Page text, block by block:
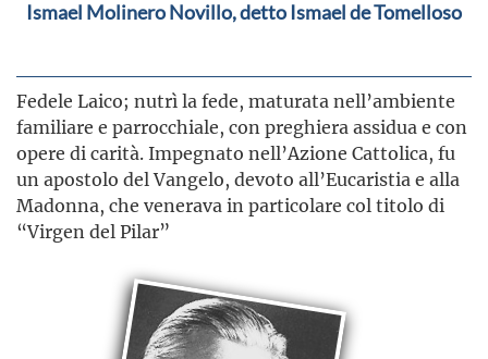
Ismael Molinero Novillo, detto Ismael de Tomelloso
Fedele Laico; nutrì la fede, maturata nell’ambiente
familiare e parrocchiale, con preghiera assidua e con
opere di carità. Impegnato nell’Azione Cattolica, fu
un apostolo del Vangelo, devoto all’Eucaristia e alla
Madonna, che venerava in particolare col titolo di
“Virgen del Pilar”